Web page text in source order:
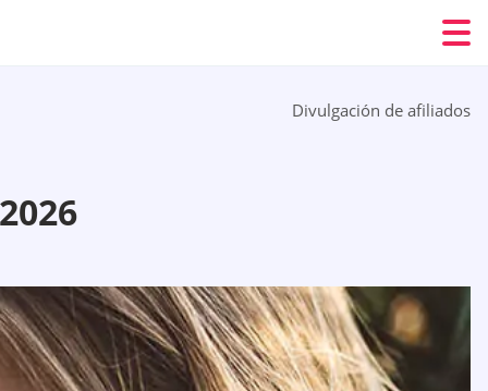
Divulgación de afiliados